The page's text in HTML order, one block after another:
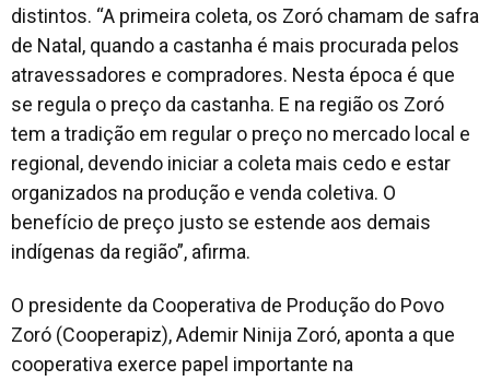
distintos. “A primeira coleta, os Zoró chamam de safra
de Natal, quando a castanha é mais procurada pelos
atravessadores e compradores. Nesta época é que
se regula o preço da castanha. E na região os Zoró
tem a tradição em regular o preço no mercado local e
regional, devendo iniciar a coleta mais cedo e estar
organizados na produção e venda coletiva. O
benefício de preço justo se estende aos demais
indígenas da região”, afirma.
O presidente da Cooperativa de Produção do Povo
Zoró (Cooperapiz), Ademir Ninija Zoró, aponta a que
cooperativa exerce papel importante na